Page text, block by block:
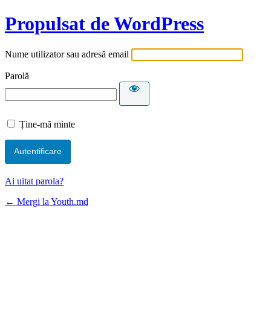
Propulsat de WordPress
Nume utilizator sau adresă email
Parolă
Ține-mă minte
Ai uitat parola?
← Mergi la Youth.md